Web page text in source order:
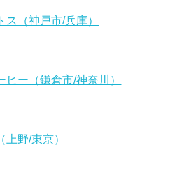
ス（神戸市/兵庫）
ヒー（鎌倉市/神奈川）
上野/東京）